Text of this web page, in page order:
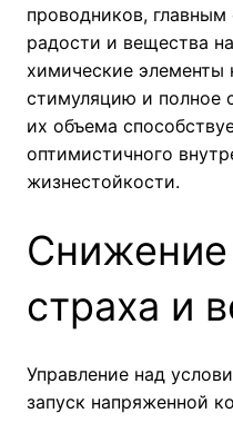
проводников,
радости и вещества
химические элементы
стимуляцию и полное
их объема
оптимистичного
жизнестойкости.
Снижение
страха и
Управление над
запуск напряженной